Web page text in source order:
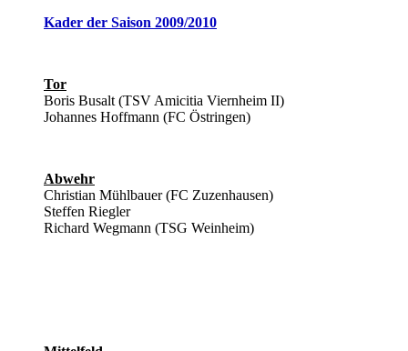
Kader der Saison 2009/2010
Tor
Boris Busalt (TSV Amicitia Viernheim II)
Johannes Hoffmann (FC Östringen)
Abwehr
Christian Mühlbauer (FC Zuzenhausen)
Steffen Riegler
Richard Wegmann (TSG Weinheim)